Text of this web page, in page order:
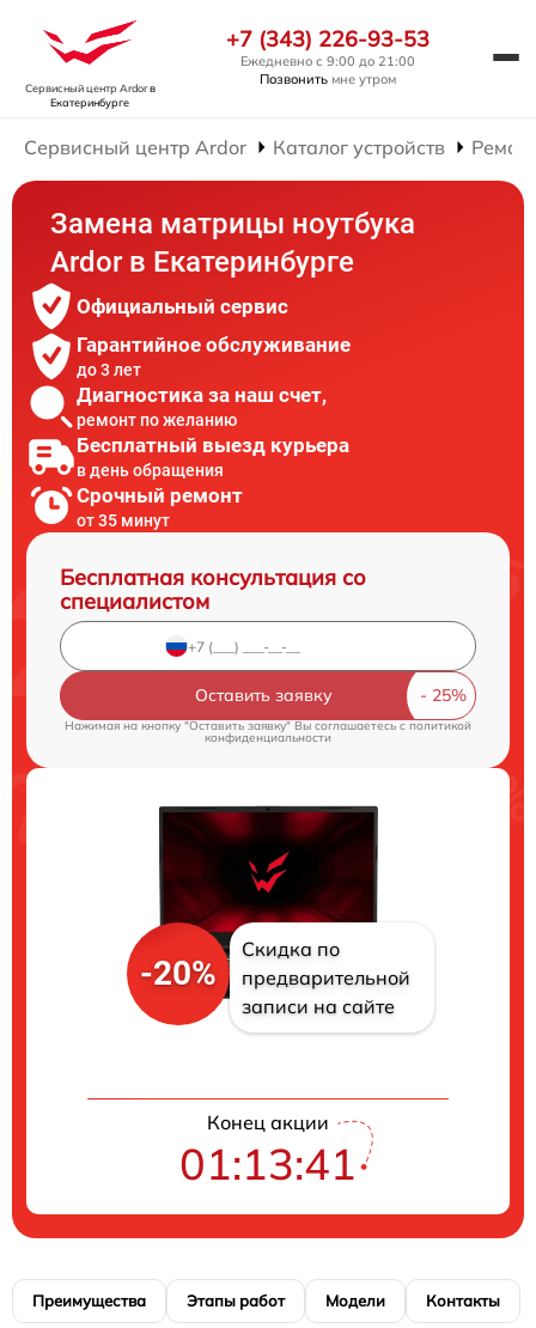
Сервисный центр Ardorв
Екатеринбурге
+7 (343) 226-93-53
Ежедневно с 9:00 до 21:00
Позвонить мне утром
Сервисный центр Ardor Каталог устройств
Замена матрицы ноутбука
Ardor в Екатеринбурге
Официальный сервис
Гарантийное обслуживание
до 3 лет
Диагностика за наш счет,
ремонт по желанию
Бесплатный выезд курьера
в день обращения
Срочный ремонт
от 35 минут
Бесплатная консультация со
специалистом
Оставить заявку
Нажимая на кнопку "Оставить заявку" Вы соглашаетесь cполитикой
конфиденциальности
-20%
Скидка по
предварительной
записи на сайте
Конец акции
01:13:40
Преимущества Этапы работ Модели Контакты